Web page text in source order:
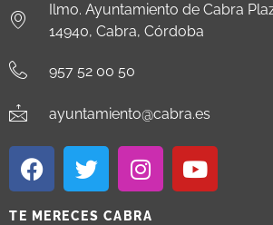
Ilmo. Ayuntamiento de Cabra
14940, Cabra, Córdoba
957 52 00 50
ayuntamiento@cabra.es
TE MERECES CABRA